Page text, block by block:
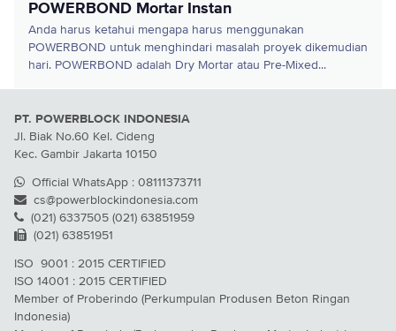
POWERBOND Mortar Instan
Anda harus ketahui mengapa harus menggunakan
POWERBOND untuk menghindari masalah proyek dikemudian
hari. POWERBOND adalah Dry Mortar atau Pre-Mixed...
PT. POWERBLOCK INDONESIA
Jl. Biak No.60 Kel. Cideng
Kec. Gambir Jakarta 10150
Official WhatsApp : 08111373711
cs@powerblockindonesia.com
(021) 6337505 (021) 63851959
(021) 63851951
ISO 9001 : 2015 CERTIFIED
ISO 14001 : 2015 CERTIFIED
Member of Proberindo (Perkumpulan Produsen Beton Ringan
Indonesia)